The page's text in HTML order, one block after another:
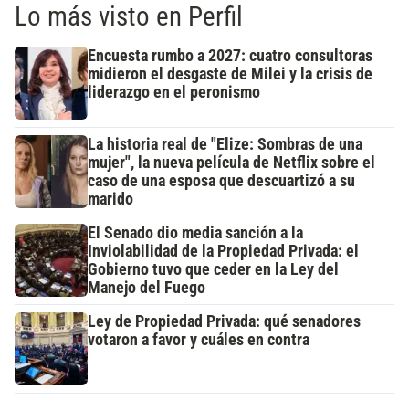
Lo más visto en Perfil
Encuesta rumbo a 2027: cuatro consultoras
midieron el desgaste de Milei y la crisis de
liderazgo en el peronismo
La historia real de "Elize: Sombras de una
mujer", la nueva película de Netflix sobre el
caso de una esposa que descuartizó a su
marido
El Senado dio media sanción a la
Inviolabilidad de la Propiedad Privada: el
Gobierno tuvo que ceder en la Ley del
Manejo del Fuego
Ley de Propiedad Privada: qué senadores
votaron a favor y cuáles en contra